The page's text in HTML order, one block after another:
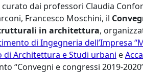
dai professori Claudia
Francesco Moschini, il
in architettura,
di Ingegneria dell’Impresa
di Architettura e Studi urbani e
“Convegni e congressi 2019-